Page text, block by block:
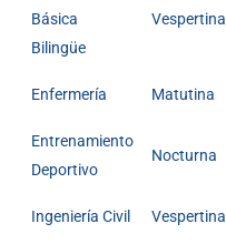
Básica
Bilingüe
Vespertina
Enfermería Matutina
Entrenamiento
Deportivo
Nocturna
Ingeniería Civil Vespertina